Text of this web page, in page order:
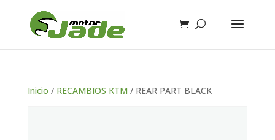
Inicio / RECAMBIOS KTM / REAR PART BLACK